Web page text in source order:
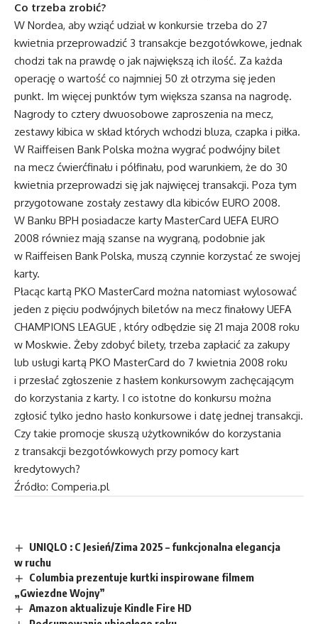
Co trzeba zrobić?
W Nordea, aby wziąć udział w konkursie trzeba do 27
kwietnia przeprowadzić 3 transakcje bezgotówkowe, jednak
chodzi tak na prawdę o jak największą ich ilość. Za każda
operację o wartość co najmniej 50 zł otrzyma się jeden
punkt. Im więcej punktów tym większa szansa na nagrodę.
Nagrody to cztery dwuosobowe zaproszenia na mecz,
zestawy kibica w skład których wchodzi bluza, czapka i piłka.
W Raiffeisen Bank Polska można wygrać podwójny bilet
na mecz ćwierćfinału i półfinału, pod warunkiem, że do 30
kwietnia przeprowadzi się jak najwięcej transakcji. Poza tym
przygotowane zostały zestawy dla kibiców EURO 2008.
W Banku BPH posiadacze karty MasterCard UEFA EURO
2008 równiez mają szanse na wygraną, podobnie jak
w Raiffeisen Bank Polska, muszą czynnie korzystać ze swojej
karty.
Płacąc kartą PKO MasterCard można natomiast wylosować
jeden z pięciu podwójnych biletów na mecz finałowy UEFA
CHAMPIONS LEAGUE , który odbędzie się 21 maja 2008 roku
w Moskwie. Żeby zdobyć bilety, trzeba zapłacić za zakupy
lub usługi kartą PKO MasterCard do 7 kwietnia 2008 roku
i przesłać zgłoszenie z hasłem konkursowym zachęcającym
do korzystania z karty. I co istotne do konkursu można
zgłosić tylko jedno hasło konkursowe i datę jednej transakcji.
Czy takie promocje skuszą użytkowników do korzystania
z transakcji bezgotówkowych przy pomocy kart
kredytowych?
Źródło: Comperia.pl
UNIQLO : C Jesień/Zima 2025 – funkcjonalna elegancja
w ruchu
Columbia prezentuje kurtki inspirowane filmem
„Gwiezdne Wojny”
Amazon aktualizuje Kindle Fire HD